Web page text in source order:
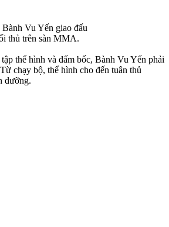
Bành Vu Yến giao đấu
thủ trên sàn MMA.
thể hình và đấm bốc, Bành Vu Yến phải
chạy bộ, thể hình cho đến tuân thủ
dưỡng.